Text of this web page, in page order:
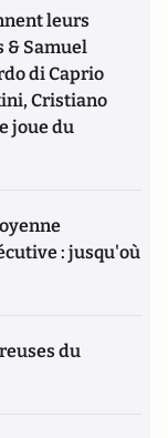
leurs
& Samuel
di Caprio
Cristiano
joue du
: jusqu'où
du